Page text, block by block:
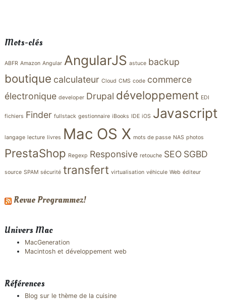
Mots-clés
ABFR Amazon Angular AngularJS astuce backup
boutique calculateur Cloud CMS code commerce
électronique developer Drupal développement EDI
fichiers Finder fullstack gestionnaire iBooks IDE iOS Javascript
langage lecture livres Mac OS X mots de passe NAS photos
PrestaShop Regexp Responsive retouche SEO SGBD
source SPAM sécurité transfert virtualisation véhicule Web éditeur
Revue Programmez!
Univers Mac
MacGeneration
Macintosh et développement web
Références
Blog sur le thème de la cuisine